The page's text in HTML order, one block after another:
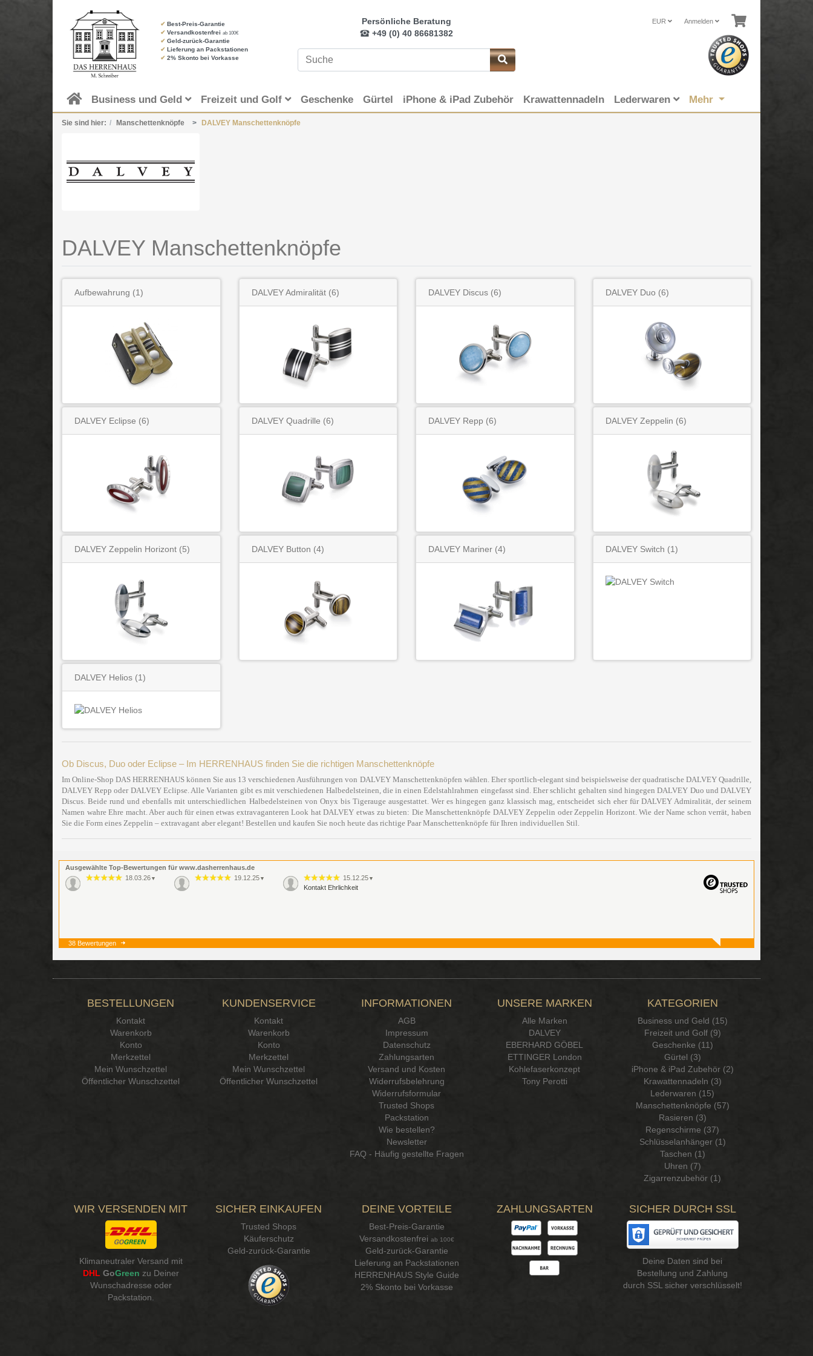
✔ Best-Preis-Garantie
✔ Versandkostenfrei ab 100€
✔ Geld-zurück-Garantie
✔ Lieferung an Packstationen
✔ 2% Skonto bei Vorkasse
EUR Anmelden
Persönliche Beratung
+49 (0) 40 86681382
Business und Geld Freizeit und Golf Geschenke Gürtel iPhone & iPad Zubehör Krawattennadeln Lederwaren Mehr
Sie sind hier: Manschettenknöpfe DALVEY Manschettenknöpfe
DALVEY Manschettenknöpfe
Aufbewahrung (1) DALVEY Admiralität(6) DALVEY Discus (6) DALVEY Duo (6)
DALVEY Eclipse (6) DALVEY Quadrille (6) DALVEY Repp (6) DALVEY Zeppelin (6)
DALVEY Zeppelin Horizont (5) DALVEY Button (4) DALVEY Mariner (4) DALVEY Switch (1)
DALVEY Helios (1)
Ob Discus, Duo oder Eclipse – Im HERRENHAUS finden Sie die richtigen Manschettenknöpfe
Im Online-Shop DAS HERRENHAUS können Sie aus 13 verschiedenen Ausführungen von DALVEY Manschettenknöpfen wählen. Eher sportlich-elegant sind beispielsweise der quadratische DALVEY Quadrille,
DALVEY Repp oder DALVEY Eclipse. Alle Varianten gibt es mit verschiedenen Halbedelsteinen, die in einen Edelstahlrahmen eingefasst sind. Eher schlicht gehalten sind hingegen DALVEY Duo und DALVEY
Discus. Beide rund und ebenfalls mit unterschiedlichen Halbedelsteinen von Onyx bis Tigerauge ausgestattet. Wer es hingegen ganz klassisch mag, entscheidet sich eher für DALVEY Admiralität, der seinem
Namen wahre Ehre macht. Aber auch für einen etwas extravaganteren Look hat DALVEY etwas zu bieten: Die Manschettenknöpfe DALVEY Zeppelin oder Zeppelin Horizont. Wie der Name schon verrät, haben
Sie die Form eines Zeppelin – extravagant aber elegant! Bestellen und kaufen Sie noch heute das richtige Paar Manschettenknöpfe für Ihren individuellen Stil.
Ausgewählte Top-Bewertungen für www.dasherrenhaus.de
18.03.26 ▼ 19.12.25 ▼ 15.12.25 ▼
Kontakt Ehrlichkeit
38 Bewertungen
BESTELLUNGEN
Kontakt
Warenkorb
Konto
Merkzettel
Mein Wunschzettel
Öffentlicher Wunschzettel
KUNDENSERVICE
Kontakt
Warenkorb
Konto
Merkzettel
Mein Wunschzettel
Öffentlicher Wunschzettel
INFORMATIONEN
AGB
Impressum
Datenschutz
Zahlungsarten
Versand und Kosten
Widerrufsbelehrung
Widerrufsformular
Trusted Shops
Packstation
Wie bestellen?
Newsletter
FAQ - Häufig gestellte Fragen
UNSERE MARKEN
Alle Marken
DALVEY
EBERHARD GÖBEL
ETTINGER London
Kohlefaserkonzept
Tony Perotti
KATEGORIEN
Business und Geld (15)
Freizeit und Golf (9)
Geschenke (11)
Gürtel (3)
iPhone & iPad Zubehör (2)
Krawattennadeln (3)
Lederwaren (15)
Manschettenknöpfe (57)
Rasieren (3)
Regenschirme (37)
Schlüsselanhänger (1)
Taschen (1)
Uhren (7)
Zigarrenzubehör (1)
WIR VERSENDEN MIT
Klimaneutraler Versand mit
DHL GoGreen zu Deiner
Wunschadresse oder
Packstation.
SICHER EINKAUFEN
Trusted Shops
Käuferschutz
Geld-zurück-Garantie
DEINE VORTEILE
Best-Preis-Garantie
Versandkostenfrei ab 100€
Geld-zurück-Garantie
Lieferung an Packstationen
HERRENHAUS Style Guide
2% Skonto bei Vorkasse
ZAHLUNGSARTEN SICHER DURCH SSL
Deine Daten sind bei
Bestellung und Zahlung
durch SSL sicher verschlüsselt!